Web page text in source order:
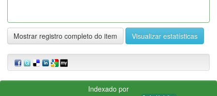
Mostrar registro completo do item Visualizar estatísticas
Indexado por